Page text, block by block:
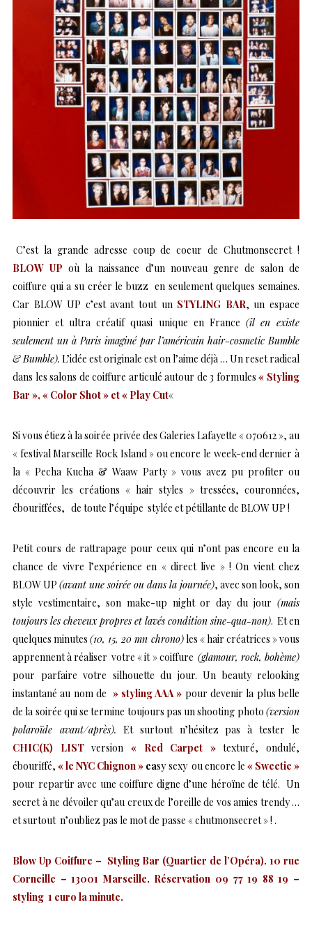
C’est la grande adresse coup de coeur de Chutmonsecret !
BLOW UP où la naissance d’un nouveau genre de salon de
coiffure qui a su créer le buzz en seulement quelques semaines.
Car BLOW UP c’est avant tout un STYLING BAR, un espace
pionnier et ultra créatif quasi unique en France (il en existe
seulement un à Paris imaginé par l’américain hair-cosmetic Bumble
& Bumble). L’idée est originale est on l’aime déjà … Un reset radical
dans les salons de coiffure articulé autour de 3 formules « Styling
Bar », « Color Shot » et « Play Cut«
Si vous étiez à la soirée privée des Galeries Lafayette « 070612 », au
« festival Marseille Rock Island » ou encore le week-end dernier à
la « Pecha Kucha & Waaw Party » vous avez pu profiter ou
découvrir les créations « hair styles » tressées, couronnées,
ébouriffées, de toute l’équipe stylée et pétillante de BLOW UP !
Petit cours de rattrapage pour ceux qui n’ont pas encore eu la
chance de vivre l’expérience en « direct live » ! On vient chez
BLOW UP (avant une soirée ou dans la journée), avec son look, son
style vestimentaire, son make-up night or day du jour (mais
toujours les cheveux propres et lavés condition sine-qua-non). Et en
quelques minutes(10, 15, 20 mn chrono)les « hair créatrices » vous
apprennent à réaliser votre « it » coiffure (glamour, rock, bohème)
pour parfaire votre silhouette du jour. Un beauty relooking
instantané au nom de » styling AAA » pour devenir la plus belle
de la soirée qui se termine toujours pas un shooting photo (version
polaroïde avant/après). Et surtout n’hésitez pas à tester le
CHIC(K) LISTversion « Red Carpet » texturé, ondulé,
ébouriffé, « le NYC Chignon » easy sexy ou encore le « Sweetie »
pour repartir avec une coiffure digne d’une héroïne de télé. Un
secret à ne dévoiler qu’au creux de l’oreille de vos amies trendy …
et surtout n’oubliez pas le mot de passe « chutmonsecret » ! .
Blow Up Coiffure – Styling Bar (Quartier de l’Opéra). 10 rue
Corneille – 13001 Marseille. Réservation 09 77 19 88 19 –
styling 1 euro la minute.